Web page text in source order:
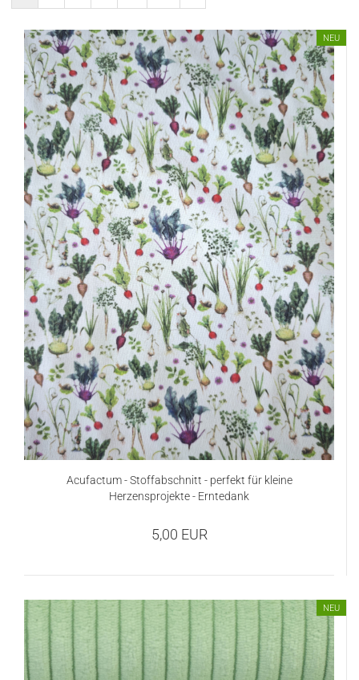
NEU
Acufactum - Stoffabschnitt - perfekt für kleine
Herzensprojekte - Erntedank
5,00 EUR
NEU